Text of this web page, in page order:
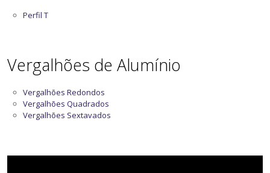
Perfil T
Vergalhões de Alumínio
Vergalhões Redondos
Vergalhões Quadrados
Vergalhões Sextavados